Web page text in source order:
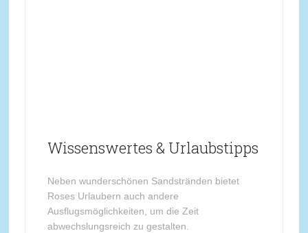
Wissenswertes & Urlaubstipps
Neben wunderschönen Sandstränden bietet
Roses Urlaubern auch andere
Ausflugsmöglichkeiten, um die Zeit
abwechslungsreich zu gestalten.